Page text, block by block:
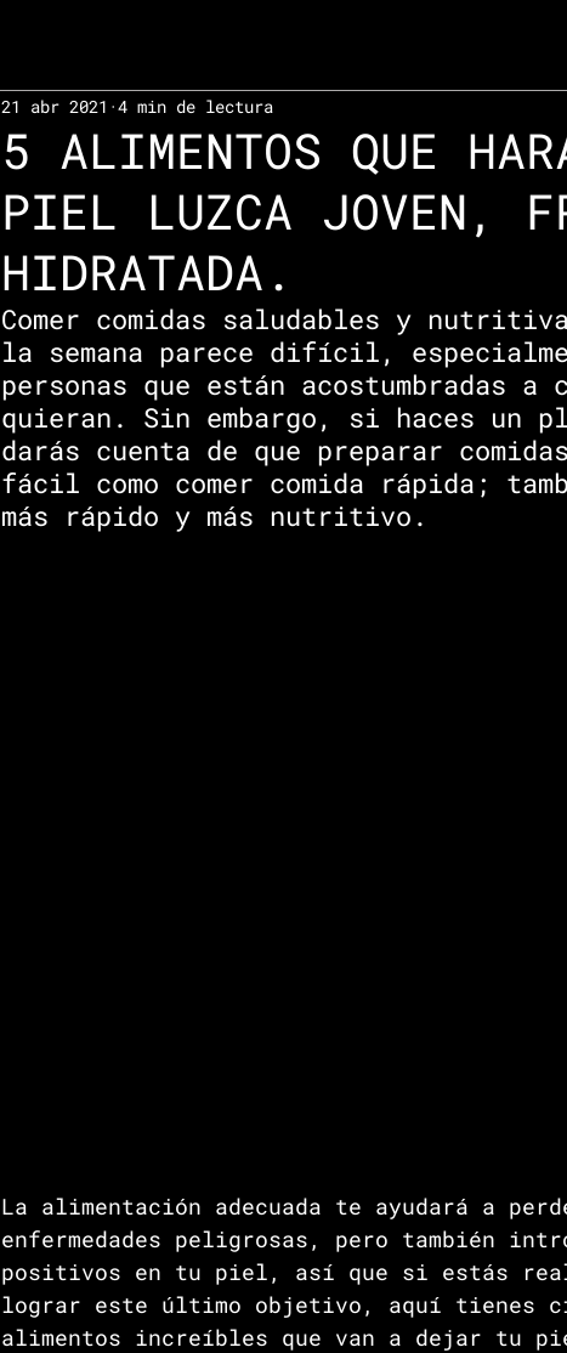
5 ALIMENTOS QUE
PIEL LUZCA JOVEN,
HIDRATADA.
21 abr 2021 4 min de lectura
Comer comidas saludables y
la semana parece difícil,
personas que están acostumbradas a
quieran. Sin embargo, si haces un
darás cuenta de que preparar
fácil como comer comida rápida;
más rápido y más nutritivo.
La alimentación adecuada te ayudará a
enfermedades peligrosas, pero también
positivos en tu piel, así que si estás
lograr este último objetivo, aquí tienes
alimentos increíbles que van a dejar tu